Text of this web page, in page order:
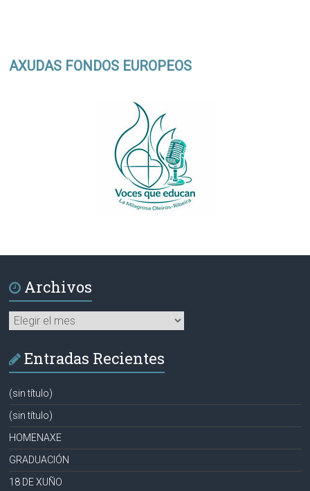
AXUDAS FONDOS EUROPEOS
Archivos
Archivos
Entradas Recientes
(sin título)
(sin título)
HOMENAXE
GRADUACIÓN
18 DE XUÑO